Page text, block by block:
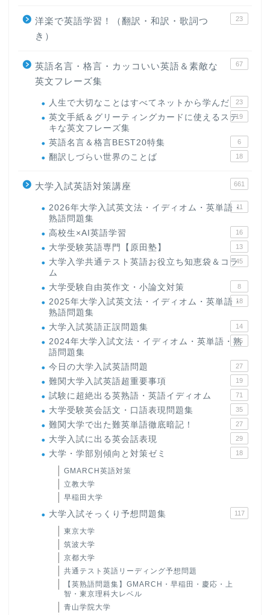
洋楽で英語学習！（翻訳・和訳・歌詞つ
き）
23
英語名言・格言・カッコいい英語＆素敵な
英文フレーズ集
67
人生で大切なことはすべてネットから学んだ 23
英文手紙＆グリーティングカードに使えるステ
キな英文フレーズ集
19
英語名言＆格言BEST20特集 6
翻訳しづらい世界のことば 18
大学入試英語対策講座 661
2026年大学入試英文法・イディオム・英単語・
熟語問題集
11
高校生×AI英語学習 16
大学受験英語専門【原田塾】 13
大学入学共通テスト英語お役立ち知恵袋＆コラ
ム
45
大学受験自由英作文・小論文対策 8
2025年大学入試英文法・イディオム・英単語・
熟語問題集
18
大学入試英語正誤問題集 14
2024年大学入試文法・イディオム・英単語・熟
語問題集
15
今日の大学入試英語問題 27
難関大学入試英語超重要事項 19
試験に超絶出る英熟語・英語イディオム 71
大学受験英会話文・口語表現問題集 35
難関大学で出た難英単語徹底暗記！ 27
大学入試に出る英会話表現 29
大学・学部別傾向と対策ゼミ 18
GMARCH英語対策
立教大学
早稲田大学
大学入試そっくり予想問題集 117
東京大学
筑波大学
京都大学
共通テスト英語リーディング予想問題
【英熟語問題集】GMARCH・早稲田・慶応・上
智・東京理科大レベル
青山学院大学